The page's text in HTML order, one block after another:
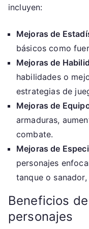
incluyen:
Mejoras de
básicos como
Mejoras de
habilidades o
estrategias de
Mejoras de
armaduras,
combate.
Mejoras de
personajes
tanque o
Beneficios
personajes